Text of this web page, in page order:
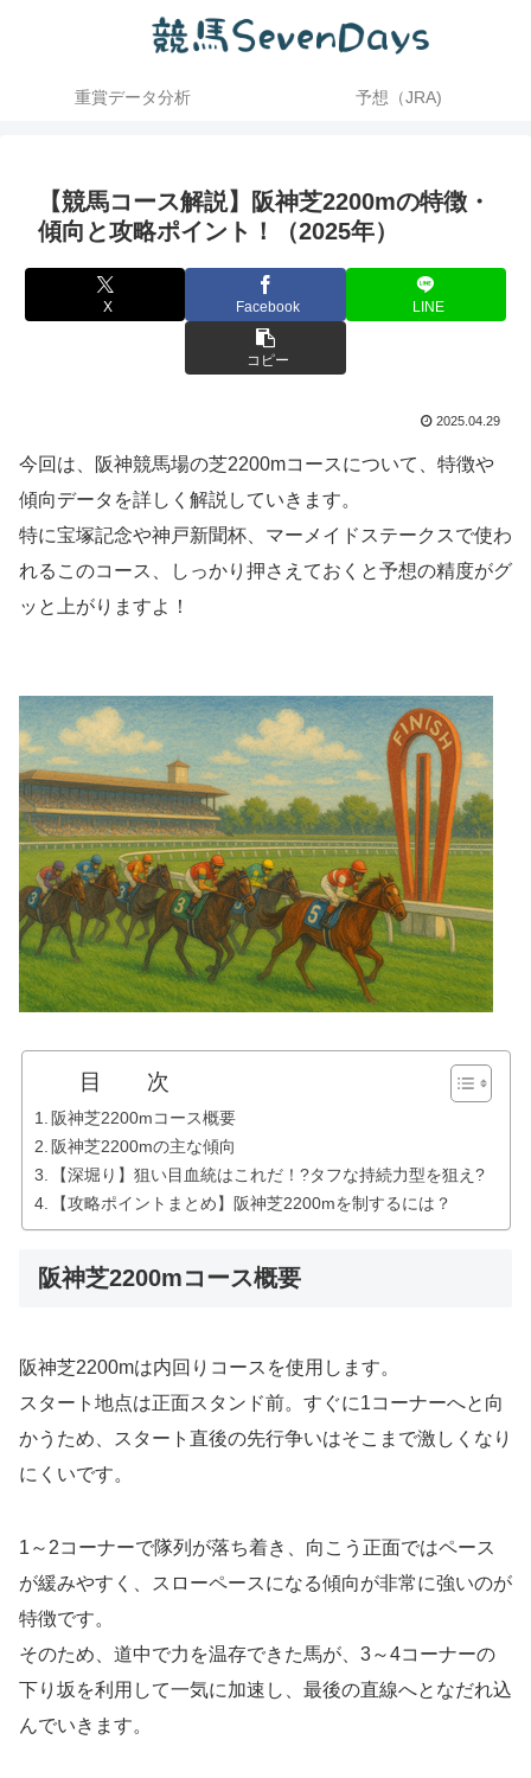
重賞データ分析 予想（JRA)
【競馬コース解説】阪神芝2200mの特徴・
傾向と攻略ポイント！（2025年）
X Facebook LINE
コピー
2025.04.29
今回は、阪神競馬場の芝2200mコースについて、特徴や
傾向データを詳しく解説していきます。
特に宝塚記念や神戸新聞杯、マーメイドステークスで使わ
れるこのコース、しっかり押さえておくと予想の精度がグ
ッと上がりますよ！
目 次
阪神芝2200mコース概要
阪神芝2200mの主な傾向
【深堀り】狙い目血統はこれだ！?タフな持続力型を狙え?
【攻略ポイントまとめ】阪神芝2200mを制するには？
阪神芝2200mコース概要
阪神芝2200mは内回りコースを使用します。
スタート地点は正面スタンド前。すぐに1コーナーへと向
かうため、スタート直後の先行争いはそこまで激しくなり
にくいです。
1～2コーナーで隊列が落ち着き、向こう正面ではペース
が緩みやすく、スローペースになる傾向が非常に強いのが
特徴です。
そのため、道中で力を温存できた馬が、3～4コーナーの
下り坂を利用して一気に加速し、最後の直線へとなだれ込
んでいきます。